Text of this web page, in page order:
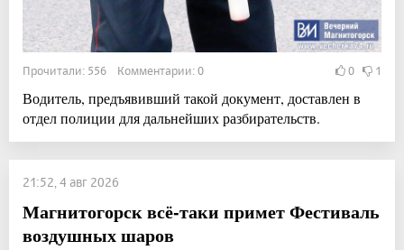
Прочитали: 556 Комментарии: 0 0 1
Водитель, предъявивший такой документ, доставлен в
отдел полиции для дальнейших разбирательств.
21:52, 4 авг 2026
Магнитогорск всё-таки примет Фестиваль
воздушных шаров